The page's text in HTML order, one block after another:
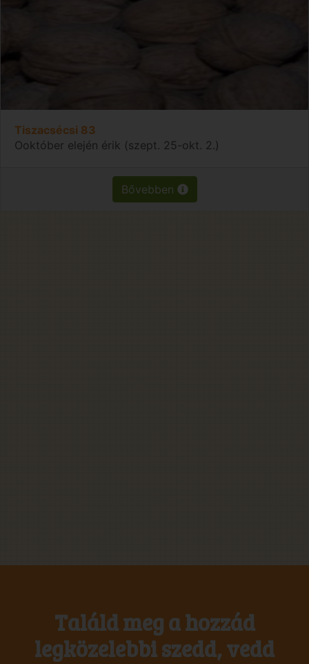
Tiszacsécsi 83
Ooktóber elején érik (szept. 25-okt. 2.)
Bővebben
Találd meg a hozzád
legközelebbi szedd, vedd